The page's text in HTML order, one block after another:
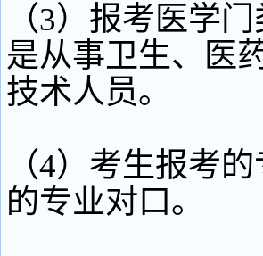
（3）报考医学
是从事卫生、医
技术人员。
（4）考生报考
的专业对口。